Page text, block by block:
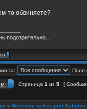
то обвиняете?
подозрительно...
за: Поле
Страница 1 из 5 [
» Welcome to free port Babylon